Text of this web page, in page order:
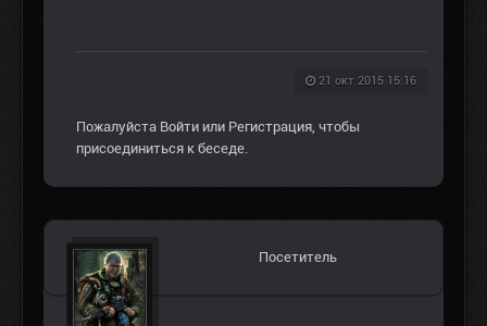
21 окт 2015 15:16
Пожалуйста Войти или Регистрация , чтобы
присоединиться к беседе.
Посетитель